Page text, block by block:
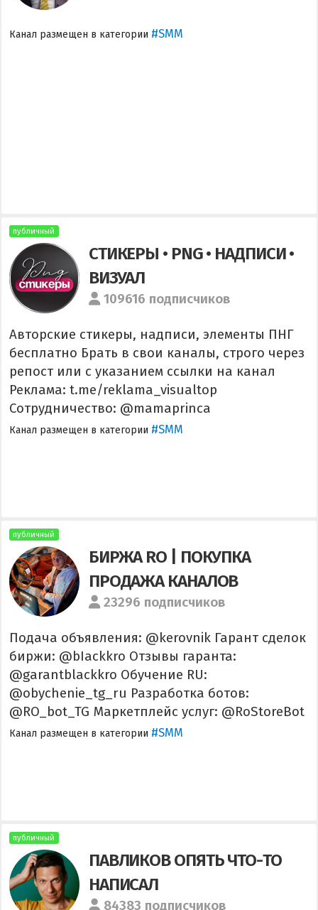
Канал размещен в категории #SMM
публичный
СТИКЕРЫ • PNG • НАДПИСИ •
ВИЗУАЛ
109616 подписчиков
Авторские стикеры, надписи, элементы ПНГ
бесплатно Брать в свои каналы, строго через
репост или с указанием ссылки на канал
Реклама: t.me/reklama_visualtop
Сотрудничество: @mamaprinca
Канал размещен в категории #SMM
публичный
БИРЖА RO | ПОКУПКА
ПРОДАЖА КАНАЛОВ
23296 подписчиков
Подача объявления: @kerovnik Гарант сделок
биржи: @bIackkro Отзывы гаранта:
@garantblackkro Обучение RU:
@obychenie_tg_ru Разработка ботов:
@RO_bot_TG Маркетплейс услуг: @RoStoreBot
Канал размещен в категории #SMM
публичный
ПАВЛИКОВ ОПЯТЬ ЧТО-ТО
НАПИСАЛ
84383 подписчиков